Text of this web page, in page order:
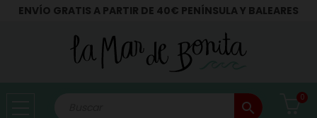
ENVÍO GRATIS A PARTIR DE 40€ PENÍNSULA Y BALEARES
search
0